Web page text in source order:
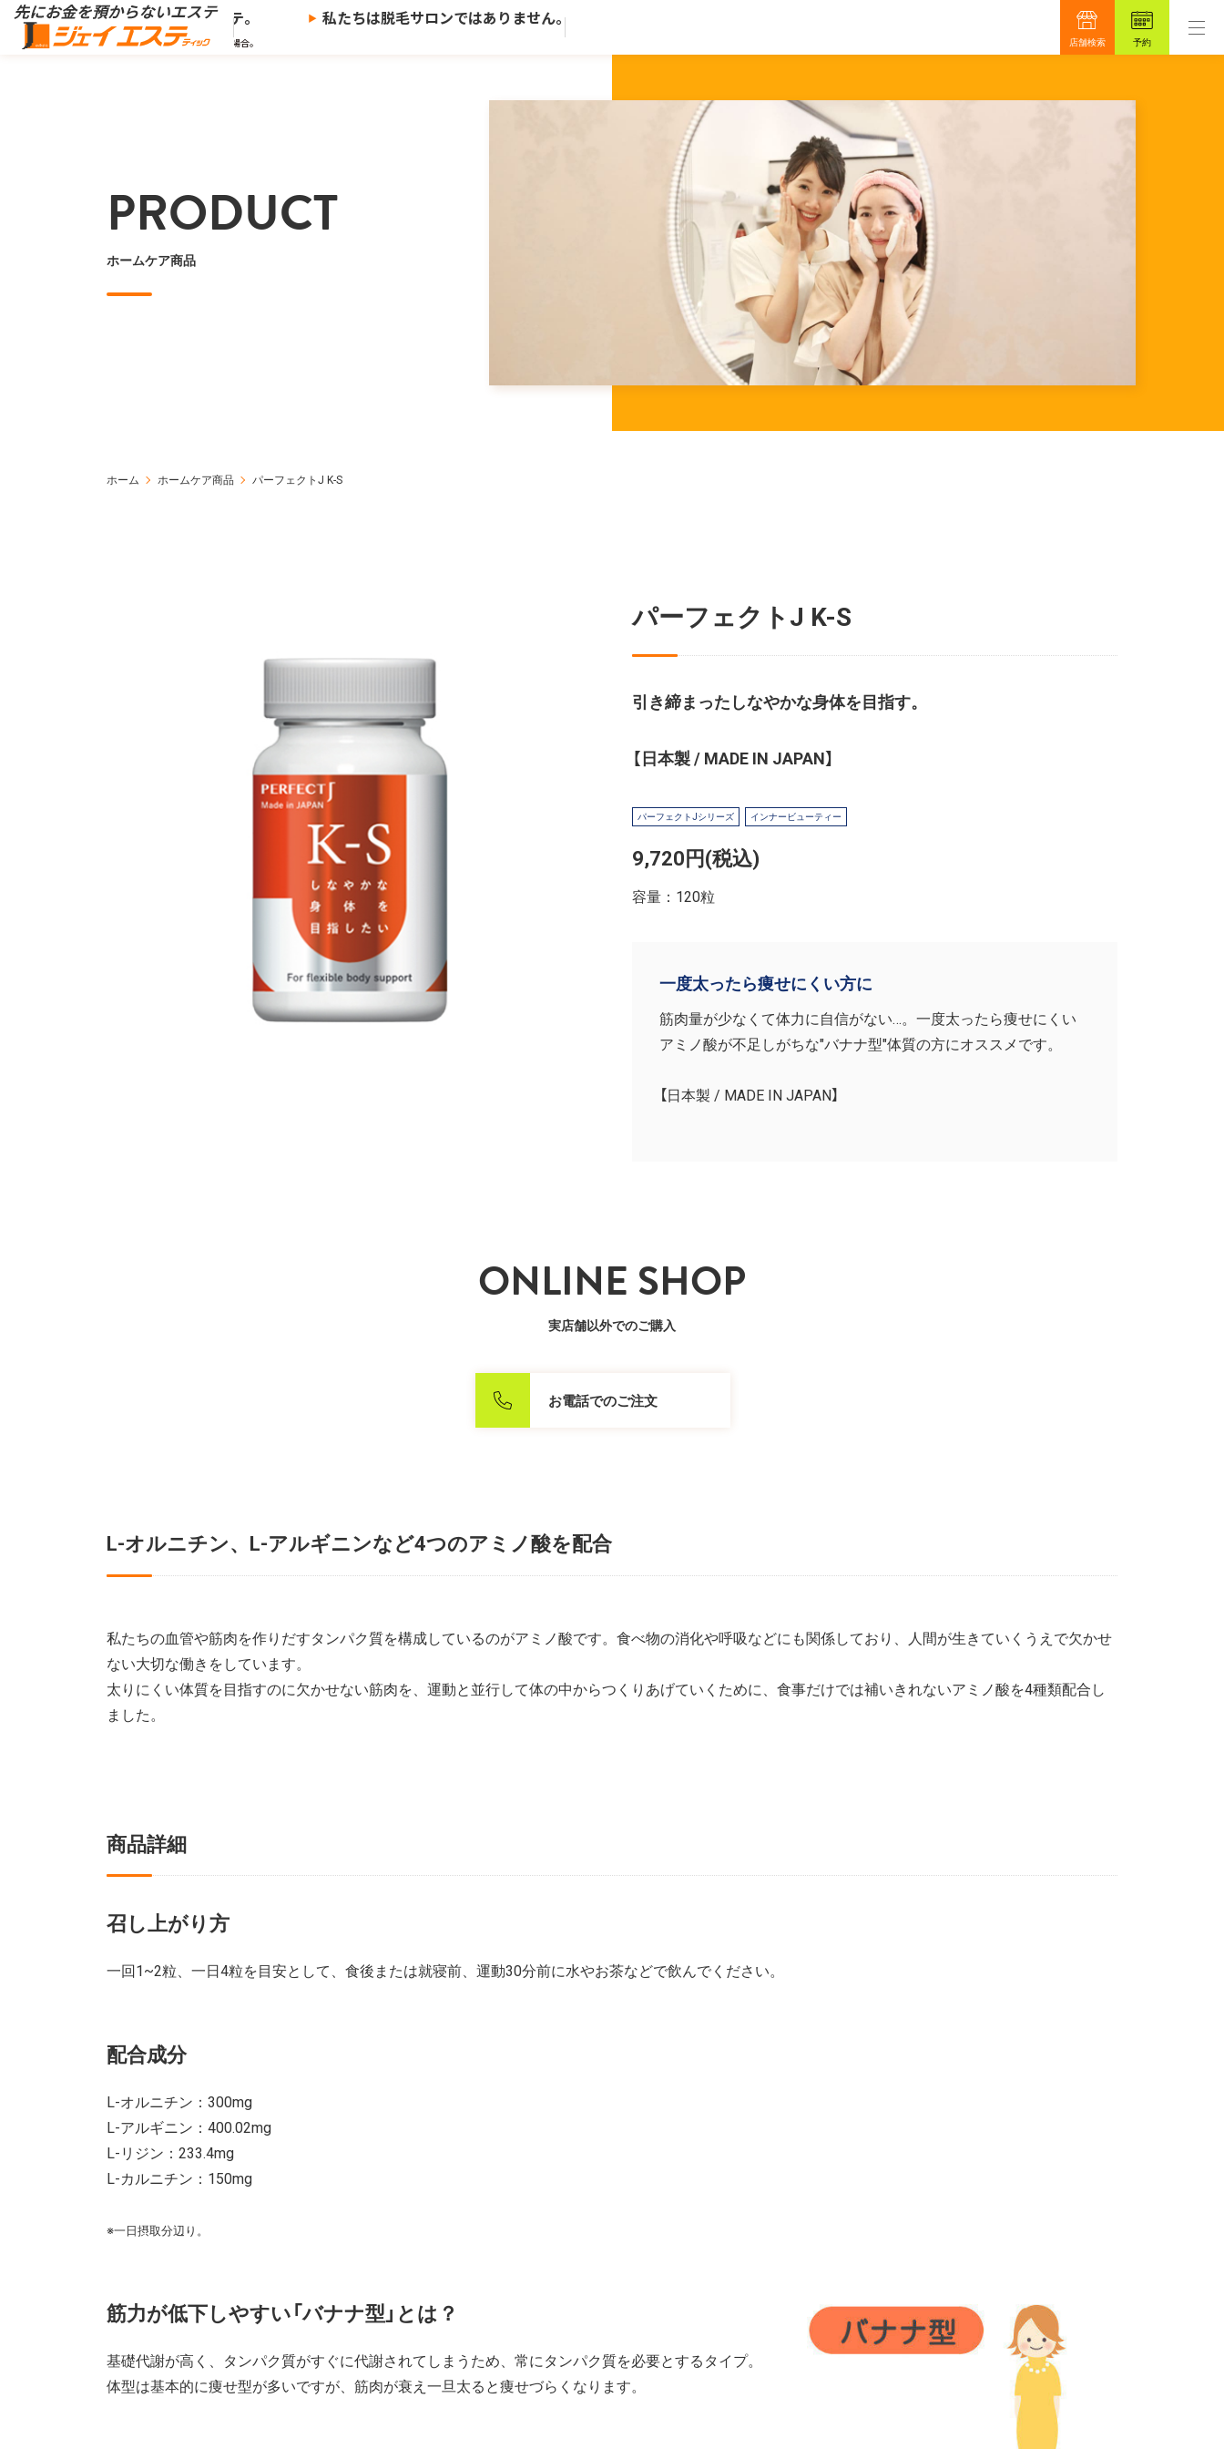
らないエステ、※ ジェイエステ。
※当社の推奨する支払い方法で決済した場合。
私たちは脱毛サロンではありません。歴史ある老舗トータルビューティーサロンです。 もっと真面目に、もっと安心を目指して48年
店舗検索 予約
PRODUCT
ホームケア商品
ホーム ホームケア商品 パーフェクトJ K-S
パーフェクトJ K-S
引き締まったしなやかな身体を目指す。
【日本製 / MADE IN JAPAN】
パーフェクトJシリーズ インナービューティー
9,720円(税込)
容量：120粒
一度太ったら痩せにくい方に
筋肉量が少なくて体力に自信がない…。一度太ったら痩せにくい
アミノ酸が不足しがちな"バナナ型"体質の方にオススメです。
【日本製 / MADE IN JAPAN】
ONLINE SHOP
実店舗以外でのご購入
お電話でのご注文
L-オルニチン、L-アルギニンなど4つのアミノ酸を配合
私たちの血管や筋肉を作りだすタンパク質を構成しているのがアミノ酸です。食べ物の消化や呼吸などにも関係しており、人間が生きていくうえで欠かせ
ない大切な働きをしています。
太りにくい体質を目指すのに欠かせない筋肉を、運動と並行して体の中からつくりあげていくために、食事だけでは補いきれないアミノ酸を4種類配合し
ました。
商品詳細
召し上がり方
一回1~2粒、一日4粒を目安として、食後または就寝前、運動30分前に水やお茶などで飲んでください。
配合成分
L-オルニチン：300mg
L-アルギニン：400.02mg
L-リジン：233.4mg
L-カルニチン：150mg
※一日摂取分辺り。
筋力が低下しやすい「バナナ型」とは？
基礎代謝が高く、タンパク質がすぐに代謝されてしまうため、常にタンパク質を必要とするタイプ。
体型は基本的に痩せ型が多いですが、筋肉が衰え一旦太ると痩せづらくなります。